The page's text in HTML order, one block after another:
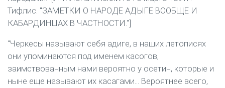
Тифлис. "ЗАМЕТКИ О НАРОДЕ АДЫГЕ ВООБЩЕ И
КАБАРДИНЦАХ В ЧАСТНОСТИ."]
"Черкесы называют себя адиге, в наших летописях
они упоминаются под именем касогов,
заимствованным нами вероятно у осетин, которые и
ныне еще называют их касагами... Вероятнее всего,